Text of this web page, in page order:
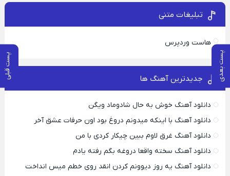
پست بعدی پست قبلی
تبلیغات متنی
هاست وردپرس
جدیدترین آهنگ ها
دانلود آهنگ خوش به حال شادوماد ویگن
دانلود آهنگ با اینکه میدونم دروغ بود اون حرفات عشق آخر
دانلود آهنگ غرق لاوم ببین چیکار کردی با من
دانلود آهنگ سخته واقعا دروغه بگم رفته یادم
دانلود آهنگ یه روز دیوونم کردن انقد روی خطم میس انداخت